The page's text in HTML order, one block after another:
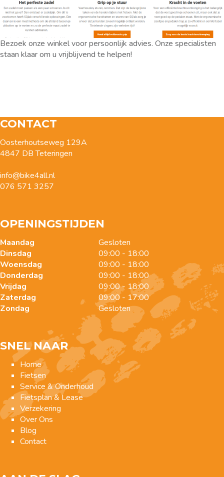
Bezoek onze winkel voor persoonlijk advies. Onze specialisten
staan klaar om u vrijblijvend te helpen!
CONTACT
Oosterhoutseweg 129A
4847 DB Teteringen
info@bike4all.nl
076 571 3257
OPENINGSTIJDEN
Maandag
Dinsdag
Woensdag
Donderdag
Vrijdag
Zaterdag
Zondag
Gesloten
09:00 - 18:00
09:00 - 18:00
09:00 - 18:00
09:00 - 18:00
09:00 - 17:00
Gesloten
SNEL NAAR
Home
Fietsen
Service & Onderhoud
Fietsplan & Lease
Verzekering
Over Ons
Blog
Contact